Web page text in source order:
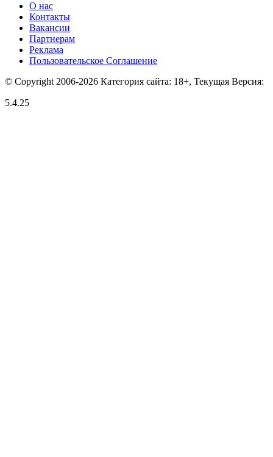
О нас
Контакты
Вакансии
Партнерам
Реклама
Пользовательское Соглашение
© Copyright 2006-2026 Категория сайта: 18+, Текущая Версия:
5.4.25